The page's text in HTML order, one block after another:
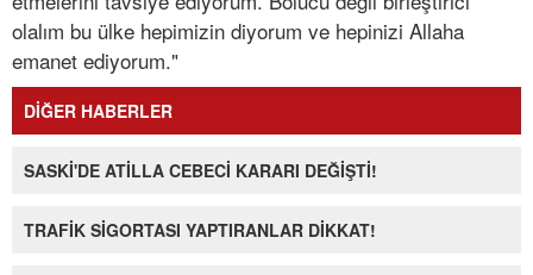
olalım bu ülke hepimizin diyorum ve hepinizi Allaha
emanet ediyorum."
DİĞER HABERLER
SASKİ'DE ATİLLA CEBECİ KARARI DEĞİŞTİ!
TRAFİK SİGORTASI YAPTIRANLAR DİKKAT!